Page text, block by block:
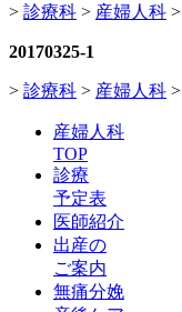
> 診療科 > 産婦人科 >
20170325-1
> 診療科 > 産婦人科 >
産婦人科
TOP
診療
予定表
医師紹介
出産の
ご案内
無痛分娩